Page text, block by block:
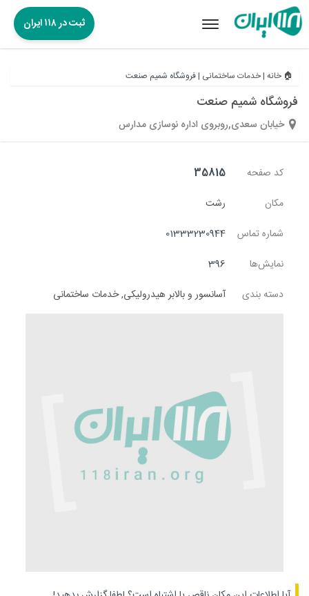
Toggle
ثبت در ۱۱۸ ایران
🏠 خانه |خدمات ساختمانی |فروشگاه شمیم صنعت
فروشگاه شمیم صنعت
خیابان سعدی,روبروی اداره نوسازی مدارس
کد صفحه
35815
مکان
رشت
شماره تماس
01333230944
نمایش‌ها
396
دسته بندی
آسانسور و بالابر هیدرولیکی,خدمات ساختمانی